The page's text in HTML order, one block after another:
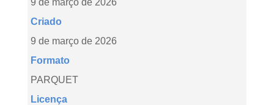
9 de março de 2026
Criado
9 de março de 2026
Formato
PARQUET
Licença